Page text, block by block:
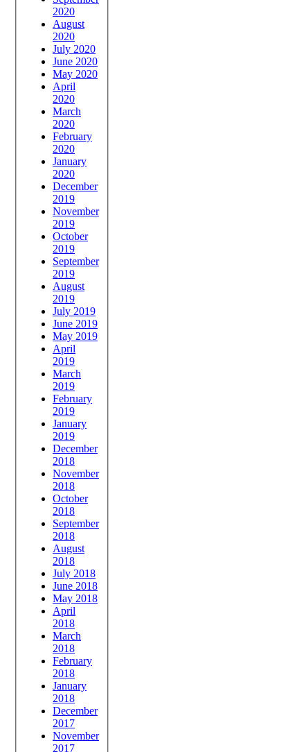
2020
August
2020
July 2020
June 2020
May 2020
April
2020
March
2020
February
2020
January
2020
December
2019
November
2019
October
2019
September
2019
August
2019
July 2019
June 2019
May 2019
April
2019
March
2019
February
2019
January
2019
December
2018
November
2018
October
2018
September
2018
August
2018
July 2018
June 2018
May 2018
April
2018
March
2018
February
2018
January
2018
December
2017
November
2017